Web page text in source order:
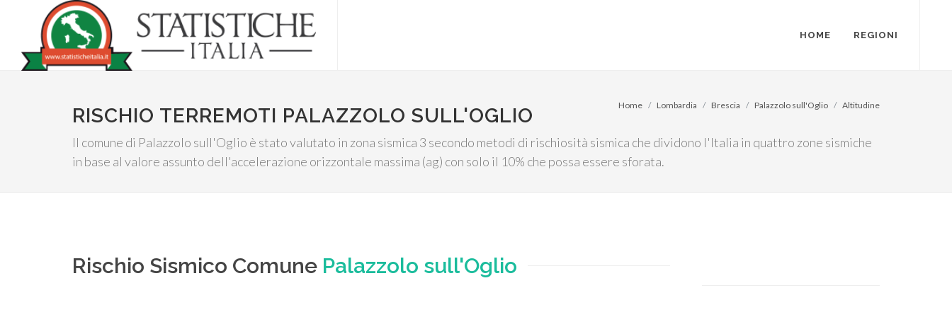
HOME REGIONI
RISCHIO TERREMOTI PALAZZOLO SULL'OGLIO
Il comune di Palazzolo sull'Oglio è stato valutato in zona sismica 3 secondo metodi di rischiosità sismica che dividono l'Italia in quattro zone sismiche
in base al valore assunto dell'accelerazione orizzontale massima (ag) con solo il 10% che possa essere sforata.
Home Lombardia Brescia Palazzolo sull'Oglio Altitudine
Rischio Sismico Comune Palazzolo sull'Oglio